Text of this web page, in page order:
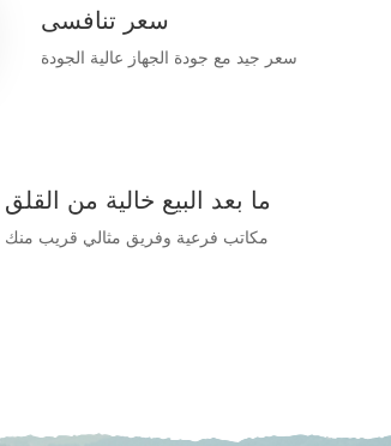
سعر تنافسى
سعر جيد مع جودة الجهاز عالية الجودة
ما بعد البيع خالية من القلق
مكاتب فرعية وفريق مثالي قريب منك